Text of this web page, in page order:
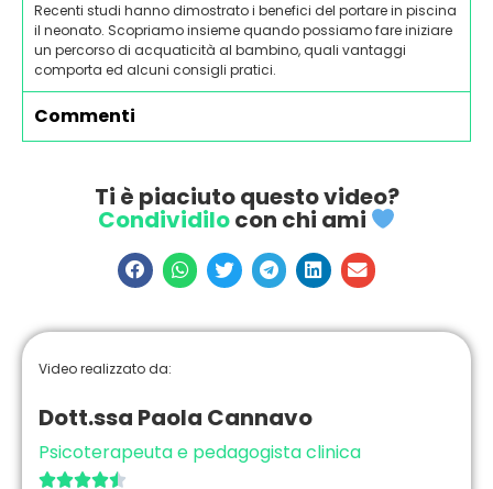
Recenti studi hanno dimostrato i benefici del portare in piscina
il neonato. Scopriamo insieme quando possiamo fare iniziare
un percorso di acquaticità al bambino, quali vantaggi
comporta ed alcuni consigli pratici.
Commenti
Ti è piaciuto questo video?
Condividilocon chi ami
Video realizzato da:
Dott.ssa Paola Cannavo
Psicoterapeuta e pedagogista clinica
